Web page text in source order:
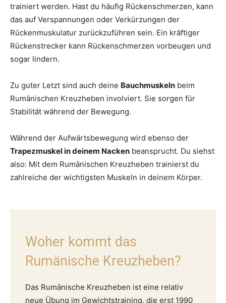
trainiert werden. Hast du häufig Rückenschmerzen, kann
das auf Verspannungen oder Verkürzungen der
Rückenmuskulatur zurückzuführen sein. Ein kräftiger
Rückenstrecker kann Rückenschmerzen vorbeugen und
sogar lindern.
Zu guter Letzt sind auch deine Bauchmuskeln beim
Rumänischen Kreuzheben involviert. Sie sorgen für
Stabilität während der Bewegung.
Während der Aufwärtsbewegung wird ebenso der
Trapezmuskel in deinem Nacken beansprucht. Du siehst
also: Mit dem Rumänischen Kreuzheben trainierst du
zahlreiche der wichtigsten Muskeln in deinem Körper.
Woher kommt das
Rumänische Kreuzheben?
Das Rumänische Kreuzheben ist eine relativ
neue Übung im Gewichtstraining, die erst 1990